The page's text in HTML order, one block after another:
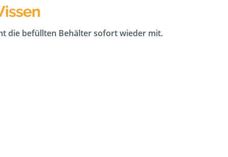
die befüllten Behälter sofort wieder mit.